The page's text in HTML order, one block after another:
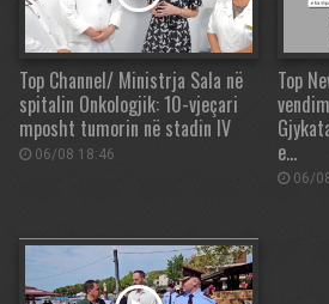
Top Channel/ Ministrja Sala në
spitalin Onkologjik: 10-vjeçari
mposht tumorin në stadin IV
06/08 18:46
Top
e…
06/